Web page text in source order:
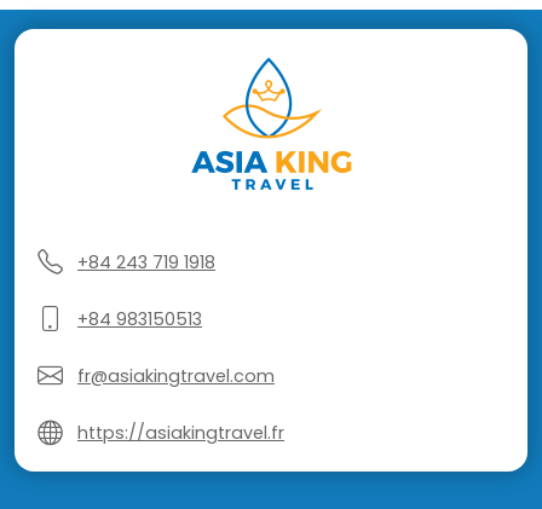
+84 243 719 1918
+84 983150513
fr@asiakingtravel.com
https://asiakingtravel.fr